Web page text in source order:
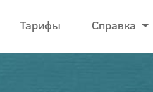
Тарифы Справка